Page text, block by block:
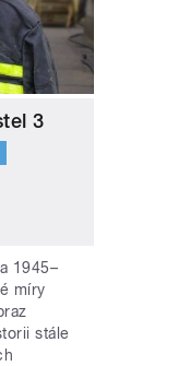
3
1945–
míry
stále